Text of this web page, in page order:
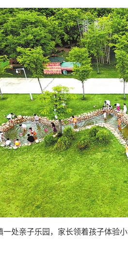
处亲子乐园，家长领着孩子体验